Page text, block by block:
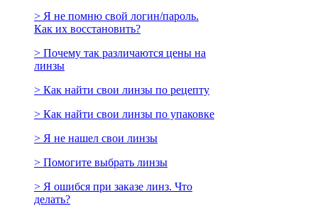
> Я не помню свой логин/пароль.
Как их восстановить?
> Почему так различаются цены на
линзы
> Как найти свои линзы по рецепту
> Как найти свои линзы по упаковке
> Я не нашел свои линзы
> Помогите выбрать линзы
> Я ошибся при заказе линз. Что
делать?